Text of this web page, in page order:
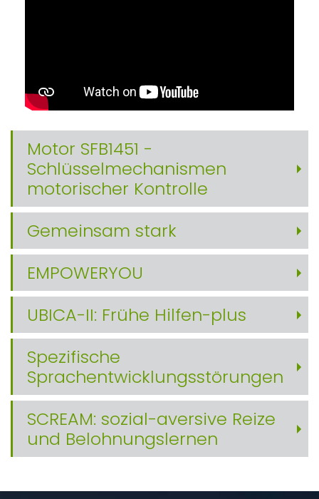
Motor SFB1451 -
Schlüsselmechanismen
motorischer Kontrolle
Gemeinsam stark
EMPOWERYOU
UBICA-II: Frühe Hilfen-plus
Spezifische
Sprachentwicklungsstörungen
SCREAM: sozial-aversive Reize
und Belohnungslernen